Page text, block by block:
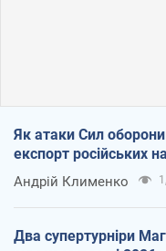
Як атаки Сил
експорт російських
Андрій Клименко
Два супертурніри